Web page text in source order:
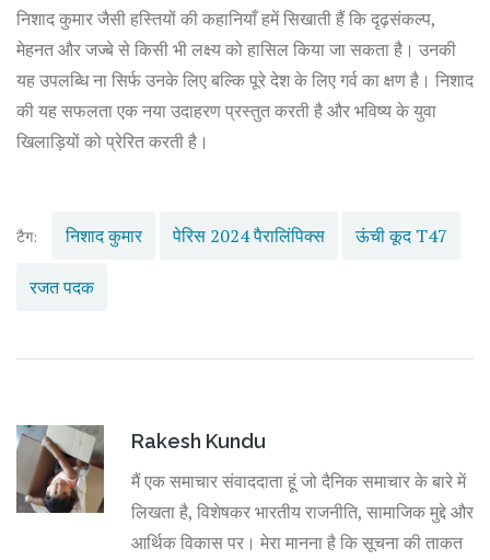
निशाद कुमार जैसी हस्तियों की कहानियाँ हमें सिखाती हैं कि दृढ़संकल्प,
मेहनत और जज्बे से किसी भी लक्ष्य को हासिल किया जा सकता है। उनकी
यह उपलब्धि ना सिर्फ उनके लिए बल्कि पूरे देश के लिए गर्व का क्षण है। निशाद
की यह सफलता एक नया उदाहरण प्रस्तुत करती है और भविष्य के युवा
खिलाड़ियों को प्रेरित करती है।
टैग: निशाद कुमार पेरिस 2024 पैरालिंपिक्स ऊंची कूद T47
रजत पदक
Rakesh Kundu
मैं एक समाचार संवाददाता हूं जो दैनिक समाचार के बारे में
लिखता है, विशेषकर भारतीय राजनीति, सामाजिक मुद्दे और
आर्थिक विकास पर। मेरा मानना है कि सूचना की ताकत